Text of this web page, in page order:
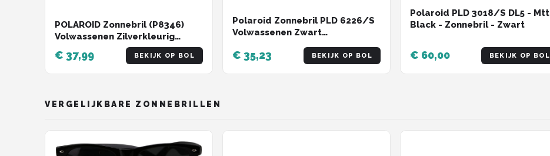
POLAROID Zonnebril (P8346)
Volwassenen Zilverkleurig
Volledig omrand Polarizerend
€ 37,99 BEKIJK OP BOL
Polaroid Zonnebril PLD 6226/S
Volwassenen Zwart
recycled standerd) certificated
€ 35,23 BEKIJK OP BOL
Polaroid PLD 3018/S DL5 - Mtt
Black - Zonnebril - Zwart
€ 60,00 BEKIJK OP BOL
VERGELIJKBARE ZONNEBRILLEN